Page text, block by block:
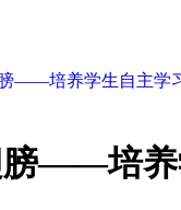
——培养学生自主学
——培养